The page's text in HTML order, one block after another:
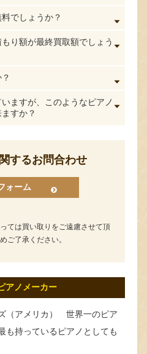
でしょうか？
り額が最終買取額でしょう
ますが、このようなピアノ
すか？
するお問合わせ
ォーム
ては買い取りをご遠慮させて頂
ご了承ください。
アノメーカー
（アメリカ） 世界一のピア
も持っているピアノとしても